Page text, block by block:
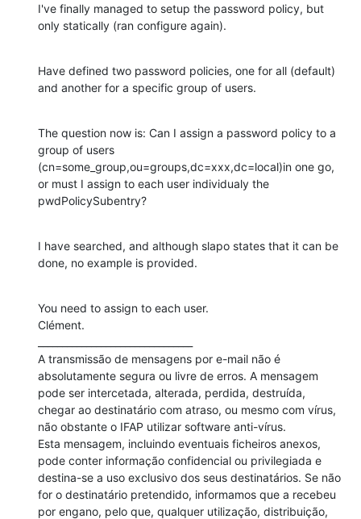
I've finally managed to setup the password policy, but
only statically (ran configure again).
Have defined two password policies, one for all (default)
and another for a specific group of users.
The question now is: Can I assign a password policy to a
group of users
(cn=some_group,ou=groups,dc=xxx,dc=local)in one go,
or must I assign to each user individualy the
pwdPolicySubentry?
I have searched, and although slapo states that it can be
done, no example is provided.
You need to assign to each user.
Clément.
A transmissão de mensagens por e-mail não é
absolutamente segura ou livre de erros. A mensagem
pode ser intercetada, alterada, perdida, destruída,
chegar ao destinatário com atraso, ou mesmo com vírus,
não obstante o IFAP utilizar software anti-vírus.
Esta mensagem, incluindo eventuais ficheiros anexos,
pode conter informação confidencial ou privilegiada e
destina-se a uso exclusivo dos seus destinatários. Se não
for o destinatário pretendido, informamos que a recebeu
por engano, pelo que, qualquer utilização, distribuição,